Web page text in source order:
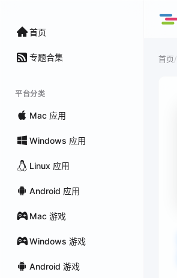
首页
专题合集
平台分类
Mac 应用
Windows 应用
Linux 应用
Android 应用
Mac 游戏
Windows 游戏
Android 游戏
首页/